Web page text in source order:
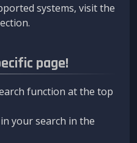
systems, visit the
page!
function at the top
your search in the